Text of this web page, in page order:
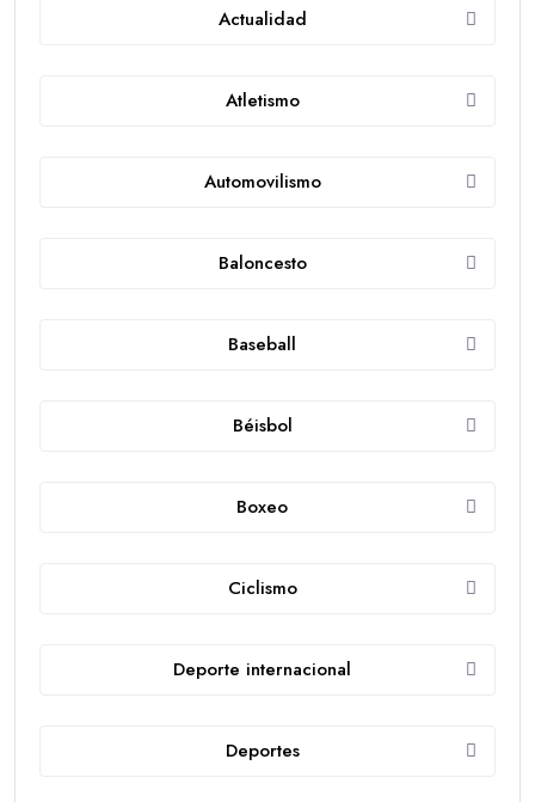
Actualidad
Atletismo
Automovilismo
Baloncesto
Baseball
Béisbol
Boxeo
Ciclismo
Deporte internacional
Deportes